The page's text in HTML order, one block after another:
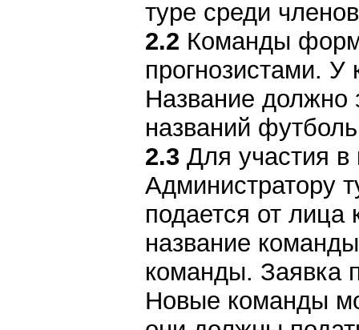
туре среди
2.2 Команды
прогнозистами.
Название должно
названий
2.3 Для участия в
Администратору
подается от
название
команды. Заявка
Новые команды